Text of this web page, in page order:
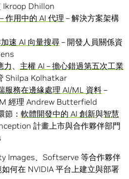
Ikroop Dhillon
作用中的 AI 代理 – 解決方案架構
速 AI 向量搜尋 – 開發人員關係資
力 、 主權 AI – 擔心錯過第五次工業
Shilpa Kolhatkar
服務在邊緣處理 AI/ML 資料 –
經理 Andrew Butterfield
節： 軟體開發中的 AI 創新與智慧
計畫上市與合作夥伴部門
Images、Softserve 等合作夥伴
何在 NVIDIA 平台上建立與部署